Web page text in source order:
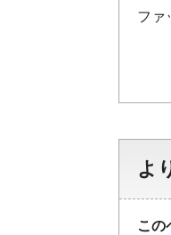
ファ
よ
この